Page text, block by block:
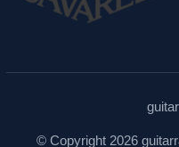
© Copyright 2026